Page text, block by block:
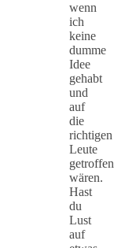
wenn
ich
keine
dumme
Idee
gehabt
und
auf
die
richtigen
Leute
getroffen
wären.
Hast
du
Lust
auf